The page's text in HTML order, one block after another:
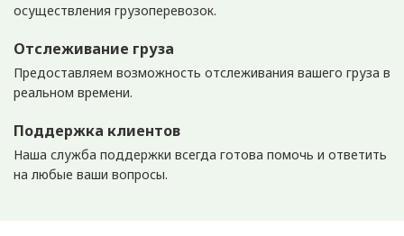
осуществления грузоперевозок.
Отслеживание груза
Предоставляем возможность отслеживания вашего груза в
реальном времени.
Поддержка клиентов
Наша служба поддержки всегда готова помочь и ответить
на любые ваши вопросы.